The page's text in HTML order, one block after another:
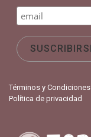
Términos y Condiciones
Política de privacidad